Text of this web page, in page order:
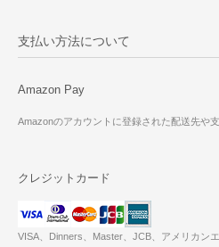
支払い方法について
Amazon Pay
Amazonのアカウントに登録された配送先や
クレジットカード
VISA、Dinners、Master、JCB、アメリカン